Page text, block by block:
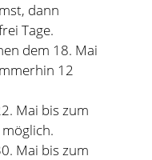
dann
Tage.
dem 18. Mai
12
Mai bis zum
Mai bis zum